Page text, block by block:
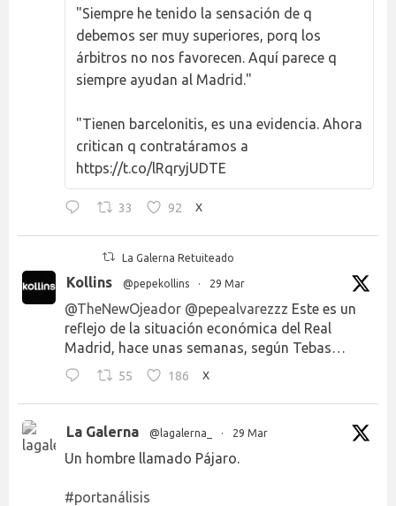
"Siempre he tenido la sensación de q
debemos ser muy superiores, porq los
árbitros no nos favorecen. Aquí parece q
siempre ayudan al Madrid."
"Tienen barcelonitis, es una evidencia. Ahora
critican q contratáramos a
https://t.co/lRqryjUDTE
33 92 X
La Galerna Retuiteado
Kollins @pepekollins · 29 Mar
@TheNewOjeador @pepealvarezzz Este es un
reflejo de la situación económica del Real
Madrid, hace unas semanas, según Tebas…
55 186 X
La Galerna @lagalerna_ · 29 Mar
Un hombre llamado Pájaro.
#portanálisis